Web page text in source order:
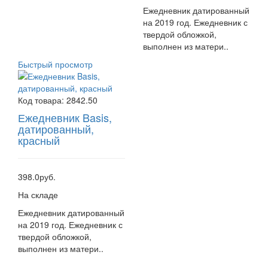
Ежедневник датированный
на 2019 год. Ежедневник с
твердой обложкой,
выполнен из матери..
Быстрый просмотр
Код товара: 2842.50
Ежедневник Basis,
датированный,
красный
398.0руб.
На складе
Ежедневник датированный
на 2019 год. Ежедневник с
твердой обложкой,
выполнен из матери..